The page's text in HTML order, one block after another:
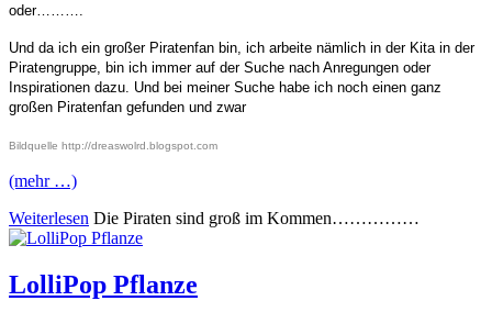
oder……….
Und da ich ein großer Piratenfan bin, ich arbeite nämlich in der Kita in der
Piratengruppe, bin ich immer auf der Suche nach Anregungen oder
Inspirationen dazu. Und bei meiner Suche habe ich noch einen ganz
großen Piratenfan gefunden und zwar
Bildquelle http://dreaswolrd.blogspot.com
(mehr …)
Weiterlesen Die Piraten sind groß im Kommen……………
LolliPop Pflanze